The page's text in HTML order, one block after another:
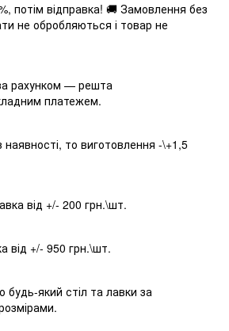
потім відправка! 🚚 Замовлення без
не обробляються і товар не
рахунком — решта
платежем.
то виготовлення -\+1,5
від +/- 200 грн.\шт.
від +/- 950 грн.\шт.
будь-який стіл та лавки за